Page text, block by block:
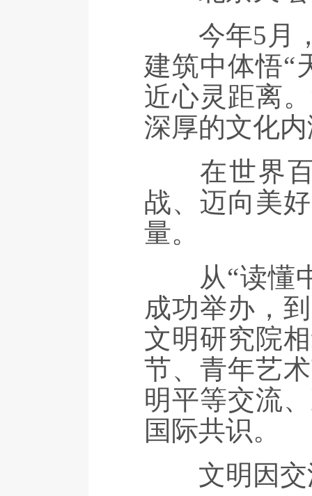
今年5月，
建筑中体悟“
近心灵距离
深厚的文化
在世界百
战、迈向美
量。
从“读懂中
成功举办，
文明研究院
节、青年艺
明平等交流
国际共识。
文明因交